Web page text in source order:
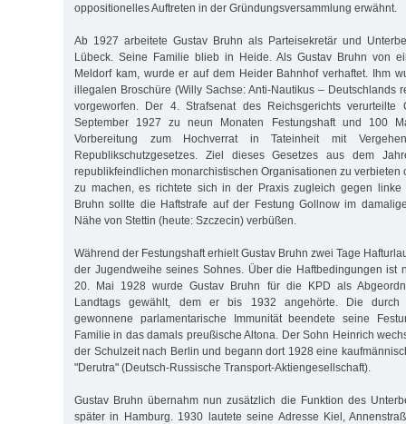
oppositionelles Auftreten in der Gründungsversammlung erwähnt.
Ab 1927 arbeitete Gustav Bruhn als Parteisekretär und
Lübeck. Seine Familie blieb in Heide. Als Gustav Bruhn von
Meldorf kam, wur­de er auf dem Heider Bahnhof verhaftet. Ihm
illegalen Broschüre (Willy Sachse: Anti-Nautikus – Deutschlands
vorgeworfen. Der 4. Strafsenat des Reichsgerichts verurteilte
September 1927 zu neun Monaten Festungshaft und 100
Vorbereitung zum Hochverrat in Tateinheit mit
Republikschutzgesetzes. Ziel dieses Gesetzes aus dem
republikfeindlichen monarchistischen Organisationen zu verbieten
zu machen, es richtete sich in der Praxis zugleich gegen linke
Bruhn sollte die Haftstrafe auf der Festung Gollnow im
Nähe von Stettin (heute: Szczecin) verbüßen.
Während der Festungshaft erhielt Gustav Bruhn zwei Tage
der Jugendweihe seines Sohnes. Über die Haftbedingungen ist
20. Mai 1928 wurde Gustav Bruhn für die KPD als
Landtags gewählt, dem er bis 1932 angehörte. Die durch
gewonnene parlamentarische Immunität beendete seine
Familie in das damals preußische Altona. Der Sohn Heinrich
der Schulzeit nach Berlin und begann dort 1928 eine
"Derutra" (Deutsch-Russische Transport-Aktiengesellschaft).
Gustav Bruhn übernahm nun zusätzlich die Funktion des
später in Hamburg. 1930 lautete seine Adresse Kiel,